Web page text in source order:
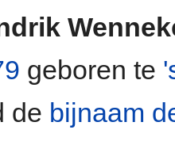
geboren te
de bijnaam